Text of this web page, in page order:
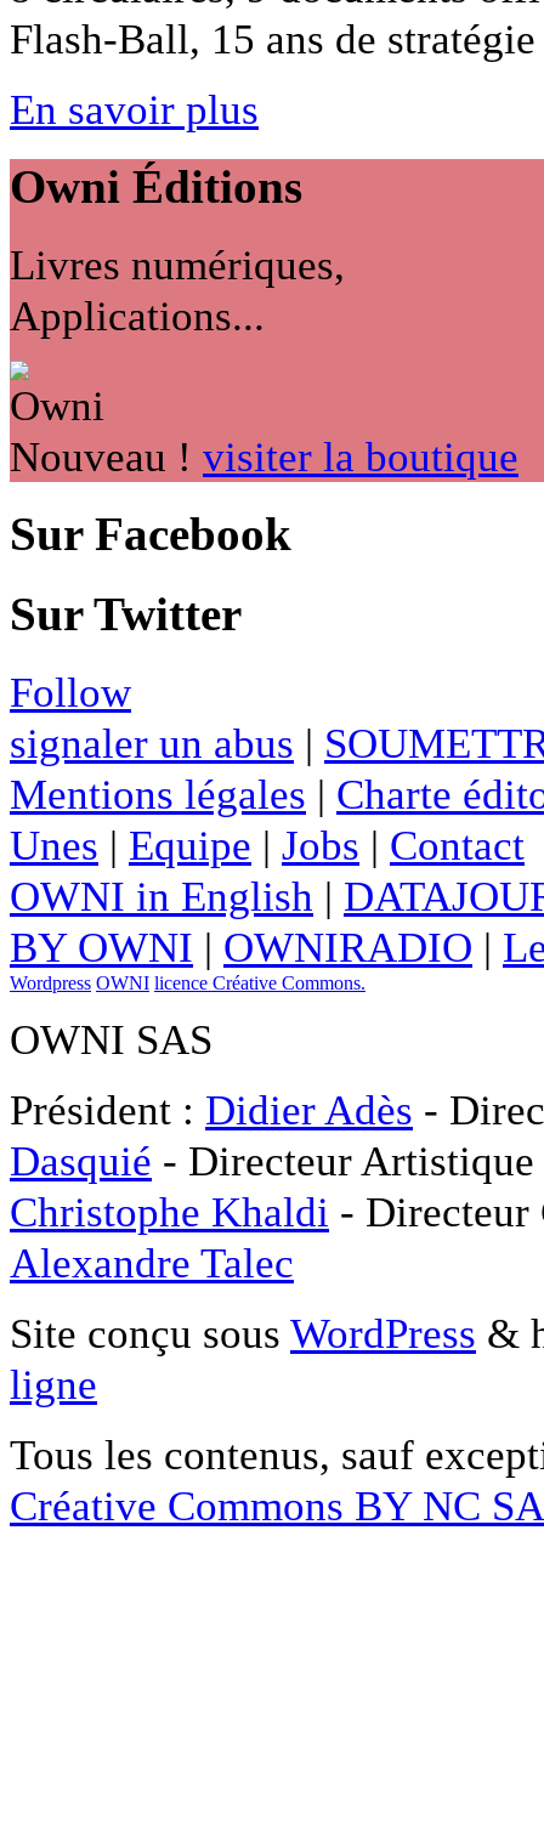
Flash-Ball, 15 ans de
En savoir plus
Owni Éditions
Livres numériques,
Applications...
Nouveau ! visiter la boutique
Sur Facebook
Sur Twitter
Follow
signaler un abus |
Mentions légales | Charte
Unes | Equipe | Jobs | Contact
OWNI in English |
BY OWNI | OWNIRADIO |
Wordpress OWNI licence Créative Commons.
OWNI SAS
Président : Didier Adès -
Dasquié - Directeur
Christophe Khaldi -
Alexandre Talec
Site conçu sous WordPress &
ligne
Tous les contenus, sauf
Créative Commons BY NC SA